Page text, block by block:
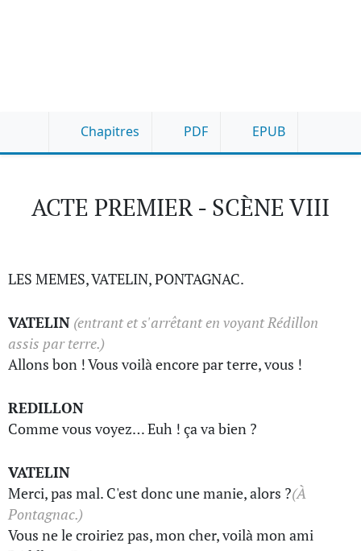
Chapitres PDF EPUB
ACTE PREMIER - SCÈNE VIII
LES MEMES, VATELIN, PONTAGNAC.
VATELIN (entrant et s'arrêtant en voyant Rédillon
assis par terre.)
Allons bon ! Vous voilà encore par terre, vous !
REDILLON
Comme vous voyez… Euh ! ça va bien ?
VATELIN
Merci, pas mal. C'est donc une manie, alors ?(À
Pontagnac.)
Vous ne le croiriez pas, mon cher, voilà mon ami